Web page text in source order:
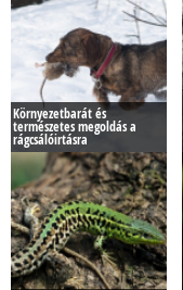
Környezetbarát és
természetes megoldás a
rágcsálóirtásra